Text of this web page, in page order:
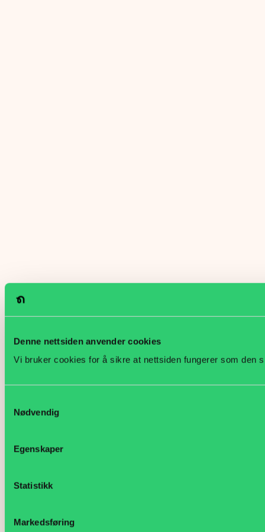
Denne nettsiden anvender cookies
Vi bruker cookies for å sikre at nettsiden fungerer som den
Nødvendig
Egenskaper
Statistikk
Markedsføring